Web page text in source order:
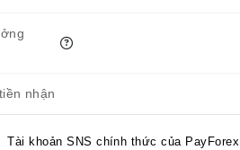
nhận
Tài khoản SNS chính thức của PayForex